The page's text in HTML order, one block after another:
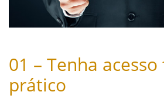
01 – Tenha
prático